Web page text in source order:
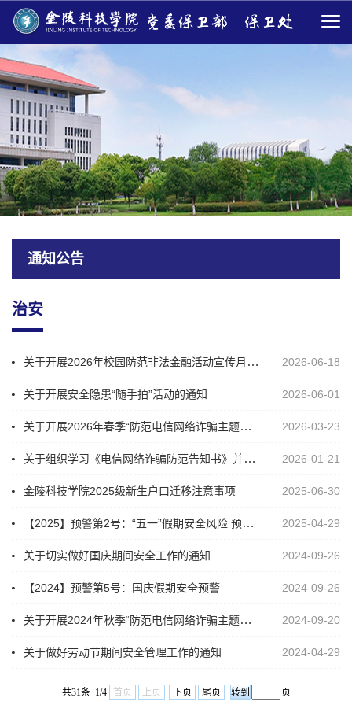
通知公告
治安
关于开展2026年校园防范非法金融活动宣传月工作的通知 2026-06-18
关于开展安全隐患“随手拍”活动的通知 2026-06-01
关于开展2026年春季“防范电信网络诈骗主题宣传教育月”活动的通知 2026-03-23
关于组织学习《电信网络诈骗防范告知书》并签署承诺书的通知 2026-01-21
金陵科技学院2025级新生户口迁移注意事项 2025-06-30
【2025】预警第2号：“五一”假期安全风险 预警提示 2025-04-29
关于切实做好国庆期间安全工作的通知 2024-09-26
【2024】预警第5号：国庆假期安全预警 2024-09-26
关于开展2024年秋季“防范电信网络诈骗主题宣传教育月”活动的通知 2024-09-20
关于做好劳动节期间安全管理工作的通知 2024-04-29
共31条 1/4 首页 上页 下页 尾页 页